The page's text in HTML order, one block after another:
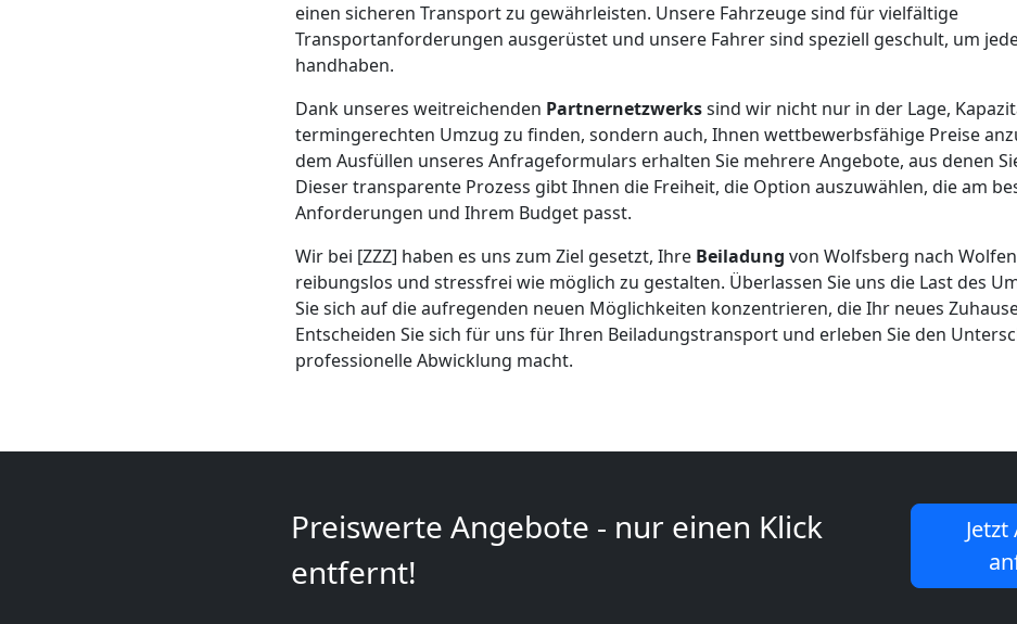
einen sicheren Transport zu gewährleisten. Unsere Fahrzeuge sind für vielfältige
Transportanforderungen ausgerüstet und unsere Fahrer sind speziell geschult, um
handhaben.
Dank unseres weitreichenden Partnernetzwerkssind wir nicht nur in der Lage,
termingerechten Umzug zu finden, sondern auch, Ihnen wettbewerbsfähige Preise
dem Ausfüllen unseres Anfrageformulars erhalten Sie mehrere Angebote, aus denen
Dieser transparente Prozess gibt Ihnen die Freiheit, die Option auszuwählen, die am
Anforderungen und Ihrem Budget passt.
Wir bei [ZZZ] haben es uns zum Ziel gesetzt, Ihre Beiladung von Wolfsberg nach
reibungslos und stressfrei wie möglich zu gestalten. Überlassen Sie uns die Last des
Sie sich auf die aufregenden neuen Möglichkeiten konzentrieren, die Ihr neues
Entscheiden Sie sich für uns für Ihren Beiladungstransport und erleben Sie den
professionelle Abwicklung macht.
Preiswerte Angebote - nur einen Klick
entfernt!
LKW